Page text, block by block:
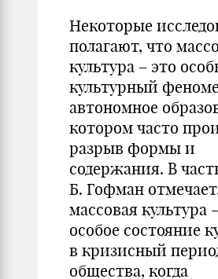
Некоторые
полагают, что
культура – это
культурный
автономное
котором часто
разрыв формы и
содержания. В
Б. Гофман
массовая культура
особое состояние
в кризисный
общества, когда